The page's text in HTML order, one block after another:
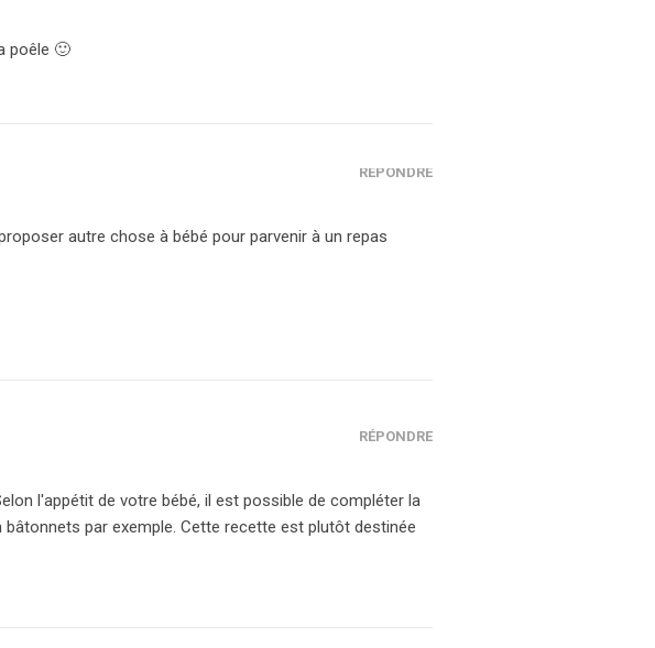
poêle 🙂
RÉPONDRE
autre chose à bébé pour parvenir à un repas
RÉPONDRE
l'appétit de votre bébé, il est possible de compléter la
par exemple. Cette recette est plutôt destinée